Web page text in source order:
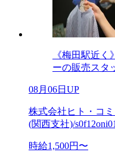
《梅田駅近
ーの販売スタ
08月06日UP
株式会社ヒト・コ
(関西支社)/
時給1,500円〜